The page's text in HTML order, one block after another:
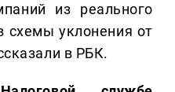
из реального
схемы уклонения от
в РБК.